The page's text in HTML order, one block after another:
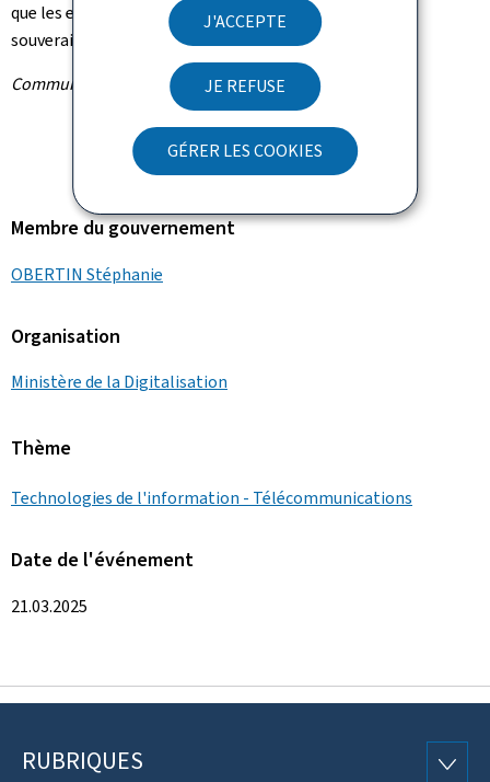
J'ACCEPTE
JE REFUSE
GÉRER LES COOKIES
que les efforts du gouvernement pour atteindre une
souveraineté numérique.
Communiqué par le ministère de la Digitalisation
Membre du gouvernement
OBERTIN Stéphanie
Organisation
Ministère de la Digitalisation
Thème
Technologies de l'information - Télécommunications
Date de l'événement
21.03.2025
Pied
RUBRIQUES